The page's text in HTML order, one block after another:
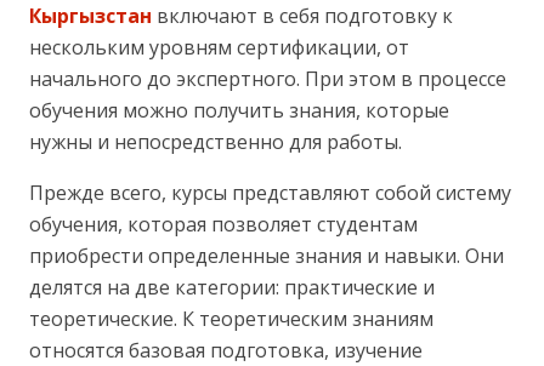
Кыргызстан включают в себя подготовку к
нескольким уровням сертификации, от
начального до экспертного. При этом в процессе
обучения можно получить знания, которые
нужны и непосредственно для работы.
Прежде всего, курсы представляют собой систему
обучения, которая позволяет студентам
приобрести определенные знания и навыки. Они
делятся на две категории: практические и
теоретические. К теоретическим знаниям
относятся базовая подготовка, изучение